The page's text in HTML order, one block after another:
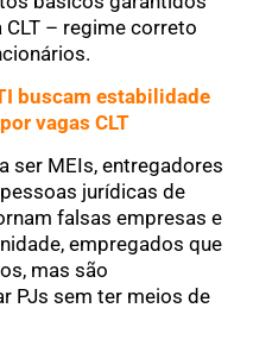
– regime correto
buscam estabilidade
vagas CLT
ser MEIs, entregadores
jurídicas de
falsas empresas e
empregados que
mas são
PJs sem ter meios de